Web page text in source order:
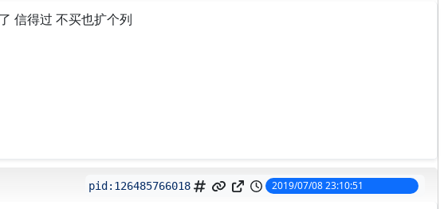
信得过 不买也扩个列
pid: 126485766018 2019/07/08 23:10:51